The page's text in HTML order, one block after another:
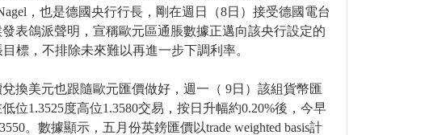
，也是德國央行行長，剛在週日（8日）接受德國電台
表鴿派聲明，宣稱歐元區通脹數據正邁向該央行設定的
目標，不排除未來難以再進一步下調利率。
換美元也跟隨歐元匯價做好，週一（ 9日）該組貨幣匯
位1.3525度高位1.3580交易，按日升幅約0.20%後，今早
。數據顯示，五月份英鎊匯價以trade weighted basis計